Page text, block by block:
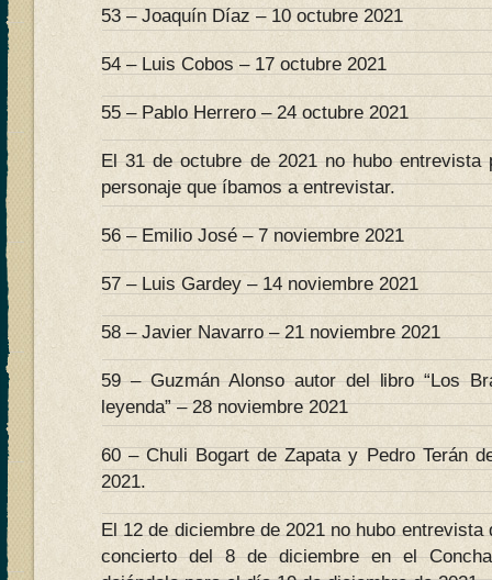
53 – Joaquín Díaz – 10 octubre 2021
54 – Luis Cobos – 17 octubre 2021
55 – Pablo Herrero – 24 octubre 2021
El 31 de octubre de 2021 no hubo entrevista
personaje que íbamos a entrevistar.
56 – Emilio José – 7 noviembre 2021
57 – Luis Gardey – 14 noviembre 2021
58 – Javier Navarro – 21 noviembre 2021
59 – Guzmán Alonso autor del libro “Los
leyenda” – 28 noviembre 2021
60 – Chuli Bogart de Zapata y Pedro Terán
2021.
El 12 de diciembre de 2021 no hubo
concierto del 8 de diciembre en el